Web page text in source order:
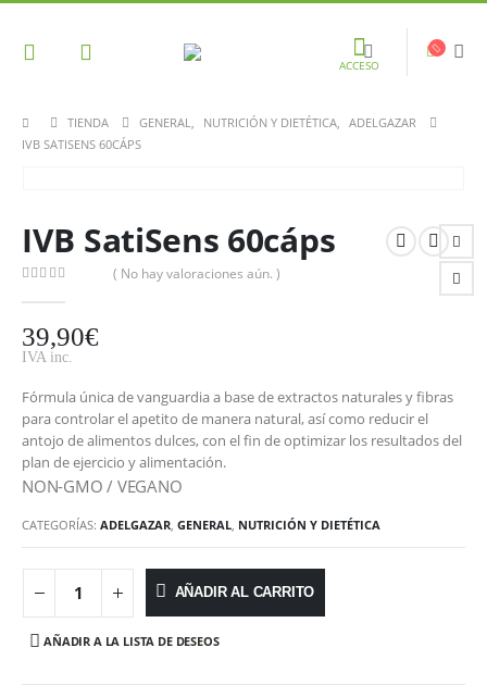
ACCESO
TIENDA GENERAL, NUTRICIÓN Y DIETÉTICA, ADELGAZAR
IVB SATISENS 60CÁPS
IVB SatiSens 60cáps
( No hay valoraciones aún. )
39,90€
IVA inc.
Fórmula única de vanguardia a base de extractos naturales y fibras
para controlar el apetito de manera natural, así como reducir el
antojo de alimentos dulces, con el fin de optimizar los resultados del
plan de ejercicio y alimentación.
NON-GMO / VEGANO
CATEGORÍAS: ADELGAZAR, GENERAL, NUTRICIÓN Y DIETÉTICA
AÑADIR AL CARRITO
AÑADIR A LA LISTA DE DESEOS